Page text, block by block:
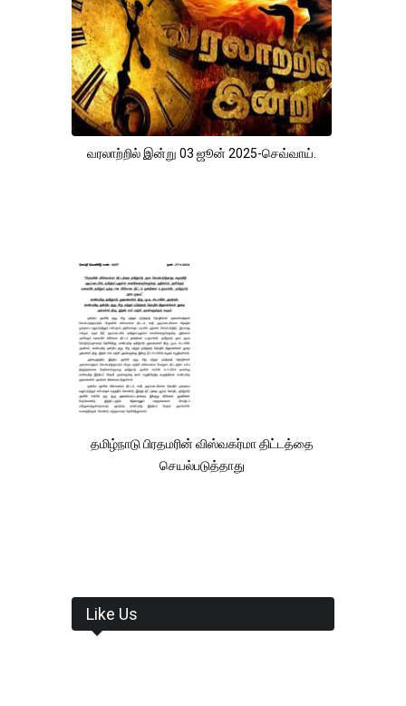
வரலாற்றில் இன்று 03 ஜூன் 2025-செவ்வாய்.
தமிழ்நாடு பிரதமரின் விஸ்வகர்மா திட்டத்தை
செயல்படுத்தாது
Like Us